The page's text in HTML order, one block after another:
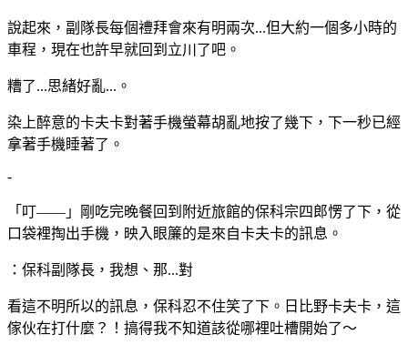
說起來，副隊長每個禮拜會來有明兩次...但大約一個多小時的
車程，現在也許早就回到立川了吧。
糟了...思緒好亂...。
染上醉意的卡夫卡對著手機螢幕胡亂地按了幾下，下一秒已經
拿著手機睡著了。
-
「叮——」剛吃完晚餐回到附近旅館的保科宗四郎愣了下，從
口袋裡掏出手機，映入眼簾的是來自卡夫卡的訊息。
：保科副隊長，我想、那...對
看這不明所以的訊息，保科忍不住笑了下。日比野卡夫卡，這
傢伙在打什麼？！搞得我不知道該從哪裡吐槽開始了～